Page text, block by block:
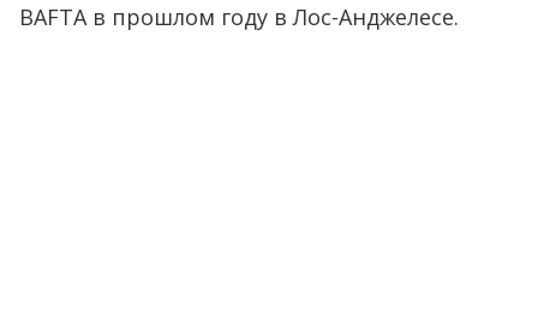
BAFTA в прошлом году в Лос-Анджелесе.